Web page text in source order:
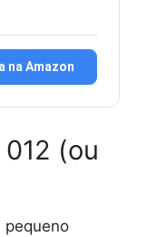
na Amazon
(ou
pequeno